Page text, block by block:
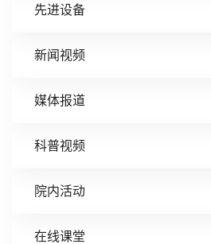
先进设备
新闻视频
媒体报道
科普视频
院内活动
在线课堂